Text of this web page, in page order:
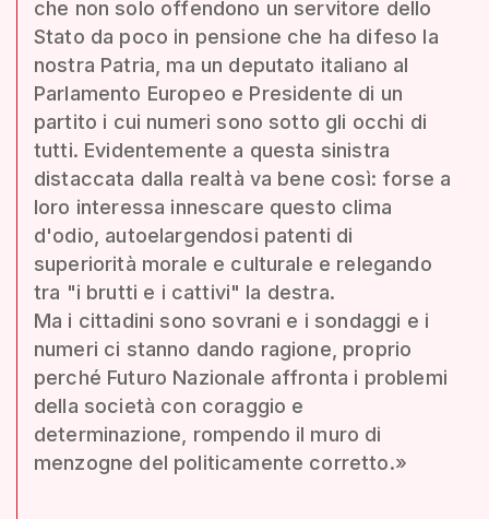
che non solo offendono un servitore dello
Stato da poco in pensione che ha difeso la
nostra Patria, ma un deputato italiano al
Parlamento Europeo e Presidente di un
partito i cui numeri sono sotto gli occhi di
tutti. Evidentemente a questa sinistra
distaccata dalla realtà va bene così: forse a
loro interessa innescare questo clima
d'odio, autoelargendosi patenti di
superiorità morale e culturale e relegando
tra "i brutti e i cattivi" la destra.
Ma i cittadini sono sovrani e i sondaggi e i
numeri ci stanno dando ragione, proprio
perché Futuro Nazionale affronta i problemi
della società con coraggio e
determinazione, rompendo il muro di
menzogne del politicamente corretto.»